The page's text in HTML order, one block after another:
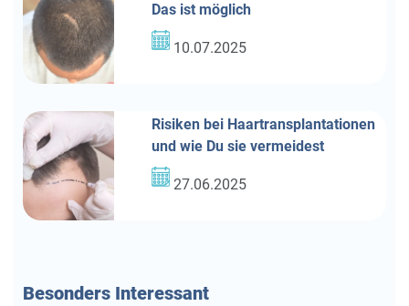
Das ist möglich
10.07.2025
Risiken bei Haartransplantationen
und wie Du sie vermeidest
27.06.2025
Besonders Interessant